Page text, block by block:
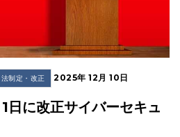
法制定・改正 2025年 12月 10日
に改正サイバーセキュ